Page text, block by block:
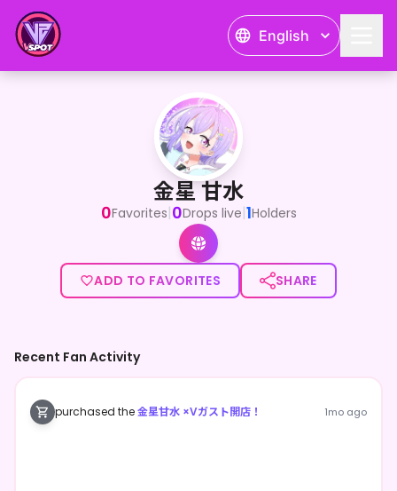
English
金星 甘水
<p>初めましても知っててもずっと覚えていてね✨</p><p>
金星 甘水
0Favorites|0Drops live|1Holders
ADD TO FAVORITES SHARE
Recent Fan Activity
purchased the金星甘水 ×Vガスト開店！ 1mo ago